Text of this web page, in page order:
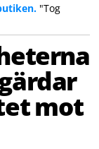
"Tog
mot